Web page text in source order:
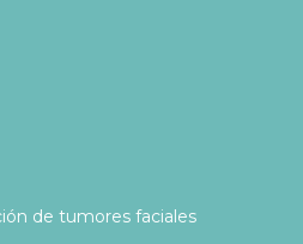
de tumores faciales